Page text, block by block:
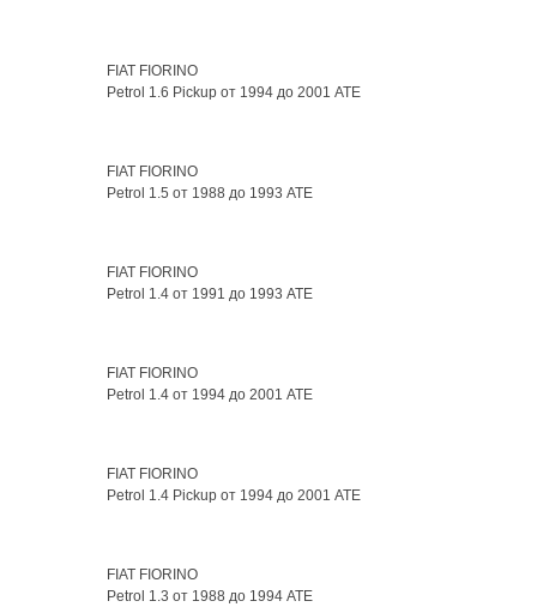
FIAT FIORINO
Petrol 1.6 Pickup от 1994 до 2001 ATE
FIAT FIORINO
Petrol 1.5 от 1988 до 1993 ATE
FIAT FIORINO
Petrol 1.4 от 1991 до 1993 ATE
FIAT FIORINO
Petrol 1.4 от 1994 до 2001 ATE
FIAT FIORINO
Petrol 1.4 Pickup от 1994 до 2001 ATE
FIAT FIORINO
Petrol 1.3 от 1988 до 1994 ATE